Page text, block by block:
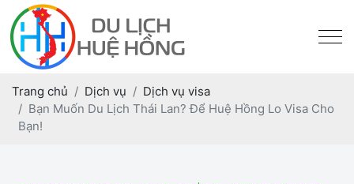
Trang chủ Dịch vụ
Dịch vụ visa
Bạn Muốn Du Lịch Thái Lan? Để Huệ Hồng Lo Visa Cho
Bạn!